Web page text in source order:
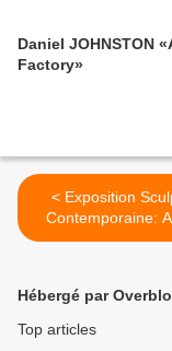
Daniel JOHNSTON
Factory»
< Exposition Sculpture
Contemporaine:
GORMLEY « IN
Hébergé par
Top articles